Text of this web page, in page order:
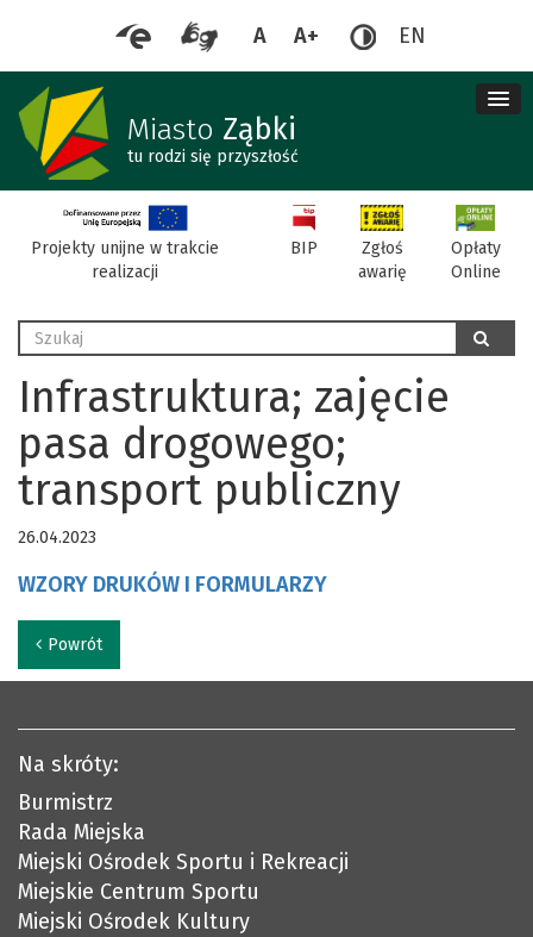
A A+ EN
Miasto Ząbki
tu rodzi się przyszłość
Projekty unijne w trakcie
realizacji
BIP
Zgłoś
awarię
Opłaty
Online
Wyszukaj szukaj
Infrastruktura; zajęcie
pasa drogowego;
transport publiczny
26.04.2023
WZORY DRUKÓW I FORMULARZY
Powrót
Na skróty:
Burmistrz
Rada Miejska
Miejski Ośrodek Sportu i Rekreacji
Miejskie Centrum Sportu
Miejski Ośrodek Kultury